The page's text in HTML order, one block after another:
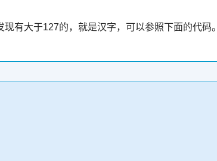
有大于127的，就是汉字，可以参照下面的代码。